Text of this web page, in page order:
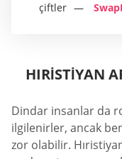
çiftler
HIRISTIYAN
Dindar insanlar da
ilgilenirler, ancak
zor olabilir.